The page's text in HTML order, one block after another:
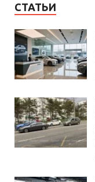
СТАТЬИ